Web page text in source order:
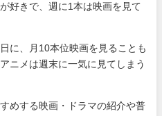
好きで、週に1本は映画を見て
に、月10本位映画を見ることも
ニメは週末に一気に見てしまう
めする映画・ドラマの紹介や普